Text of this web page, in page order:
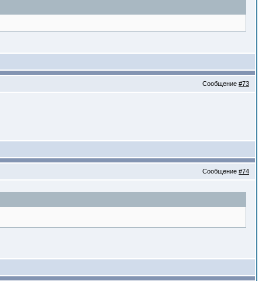
Сообщение #73
Сообщение #74